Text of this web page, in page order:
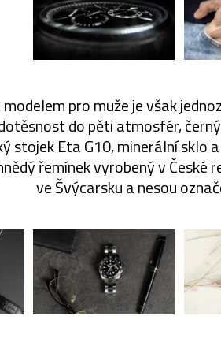
pro muže je však
do pěti atmosfér,
stojek Eta G10, minerální sklo
řemínek vyrobený v České
ve Švýcarsku a nesou